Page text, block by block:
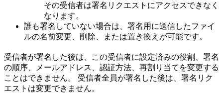
その受信者は署名リクエストにアクセスできなく
なります。
誰も署名していない場合は、署名用に送信したファイ
ルの名前変更、削除、または置き換えが可能です。
受信者が署名した後は、この受信者に設定済みの役割、署名
の順序、メールアドレス、認証方法、再割り当てを変更する
ことはできません。 受信者全員が署名した後は、署名リク
エストは変更できません。